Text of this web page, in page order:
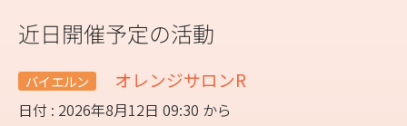
近日開催予定の活動
バイエルン オレンジサロンR
日付 : 2026年8月12日 09:30 から